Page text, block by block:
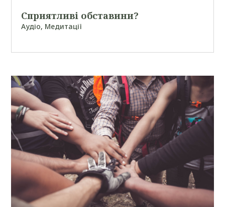
Сприятливі обставини?
Аудіо, Медитації